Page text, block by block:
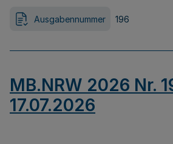
Ausgabennummer 196
MB.NRW 2026 Nr.
17.07.2026